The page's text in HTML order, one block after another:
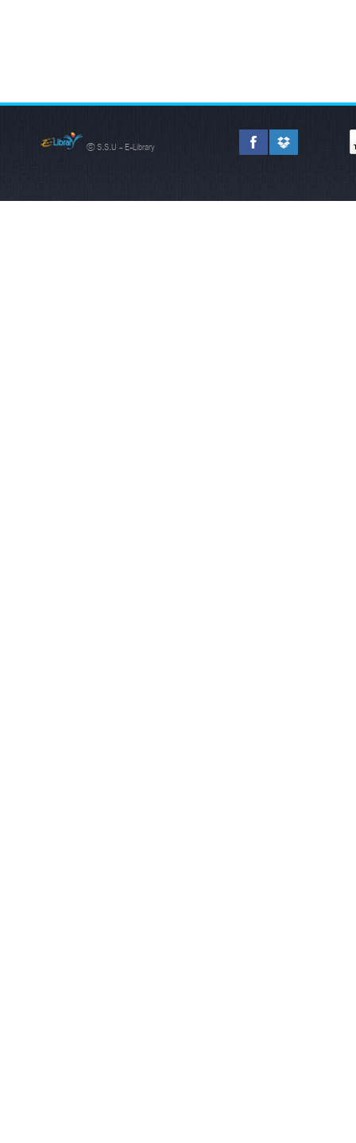
© S.S.U - E-Library